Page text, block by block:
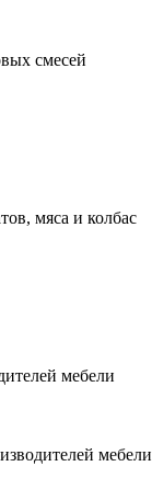
смесей
мяса и колбас
мебели
мебели